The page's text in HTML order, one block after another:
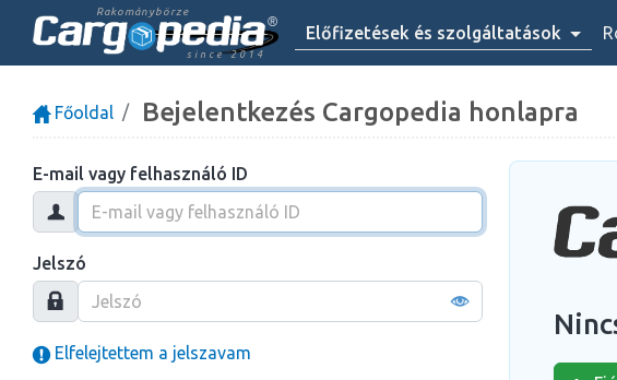
Rakománybörze
since 2014
Előfizetések és szolgáltatások
Főoldal Bejelentkezés Cargopedia honlapra
E-mail vagy felhasználó ID
Jelszó
Elfelejtettem a jelszavam